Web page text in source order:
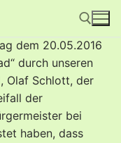
dem 20.05.2016
durch unseren
Olaf Schlott, der
der
bei
haben, dass